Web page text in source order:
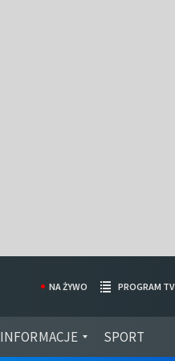
INFORMACJE SPORT
NA ŻYWO PROGRAM TV